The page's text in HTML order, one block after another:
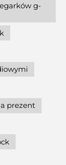
g-
prezent